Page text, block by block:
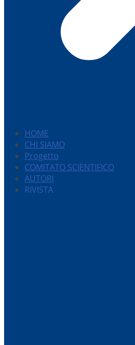
HOME
CHI SIAMO
Progetto
COMITATO SCIENTIFICO
AUTORI
RIVISTA